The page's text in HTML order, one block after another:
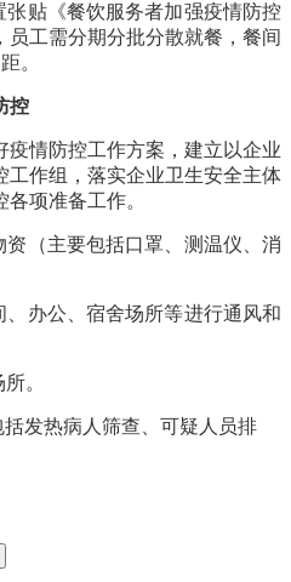
贴《餐饮服务者加强疫情防控
工需分期分批分散就餐，餐间
。
控
疫情防控工作方案，建立以企业
工作组，落实企业卫生安全主体
项准备工作。
（主要包括口罩、测温仪、消
办公、宿舍场所等进行通风和
。
发热病人筛查、可疑人员排